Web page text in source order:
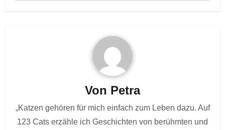
Von Petra
„Katzen gehören für mich einfach zum Leben dazu. Auf
123 Cats erzähle ich Geschichten von berühmten und